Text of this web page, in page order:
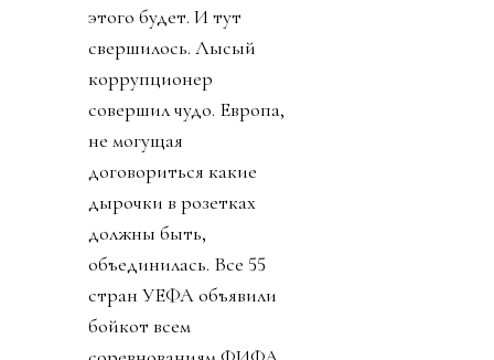
этого будет. И тут
свершилось. Лысый
коррупционер
совершил чудо. Европа,
не могущая
договориться какие
дырочки в розетках
должны быть,
объединилась. Все 55
стран УЕФА объявили
бойкот всем